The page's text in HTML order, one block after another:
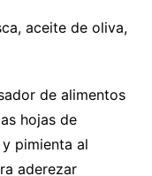
aceite de oliva,
de alimentos
hojas de
pimienta al
aderezar